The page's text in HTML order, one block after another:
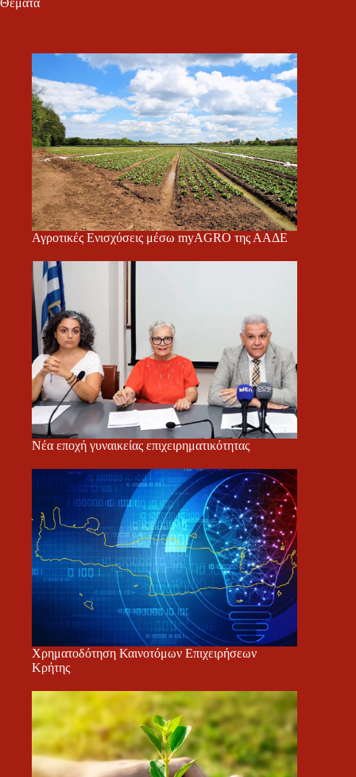
Αγροτικές Ενισχύσεις μέσω myAGRO της ΑΑΔΕ
Νέα εποχή γυναικείας επιχειρηματικότητας
Χρηματοδότηση Καινοτόμων Επιχειρήσεων
Κρήτης